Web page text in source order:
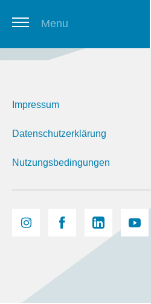
Menu
Newsletter
Impressum
Datenschutzerklärung
Nutzungsbedingungen